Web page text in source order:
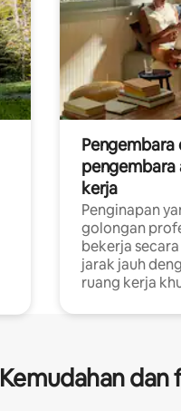
Pengembara
pengembara
kerja
Penginapan
golongan
bekerja
jarak jauh
ruang kerja
Kemudahan